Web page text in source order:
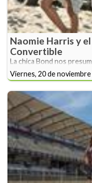
Naomie Harris y
Convertible
La chica Bond nos
Viernes, 20 de